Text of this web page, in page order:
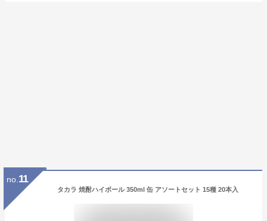
no. 11
タカラ 焼酎ハイボール 350ml 缶 アソートセット 15種 20本入